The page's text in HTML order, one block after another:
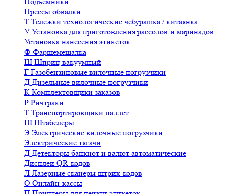
Прессы обвалки
Т Тележки технологические чебурашка / китаянка
У Установка для приготовления рассолов и маринадов
Установка нанесения этикеток
Ф Фаршемешалка
Ш Шприц вакуумный
Г Газобензиновые вилочные погрузчики
Д Дизельные вилочные погрузчики
К Комплектовщики заказов
Р Ричтраки
Т Транспортировщики паллет
Ш Штабелеры
Э Электрические вилочные погрузчики
Электрические тягачи
Д Детекторы банкнот и валют автоматические
Дисплеи QR-кодов
Л Лазерные сканеры штрих-кодов
О Онлайн-кассы